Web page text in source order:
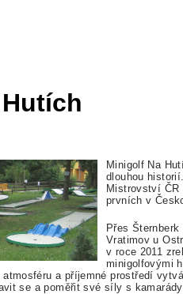
Minigolf Na
dlouhou
Mistrovství ČR
prvních v
Přes
Vratimov u
v roce 2011
minigolfovými
a příjemné prostředí
se a poměřit své síly s kamarády